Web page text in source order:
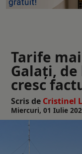
Tarife
Galați, de
cresc
Scris de Cristinel
Miercuri, 01 Iulie